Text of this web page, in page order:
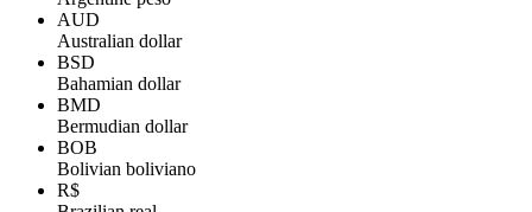
AUD
Australian dollar
BSD
Bahamian dollar
BMD
Bermudian dollar
BOB
Bolivian boliviano
R$